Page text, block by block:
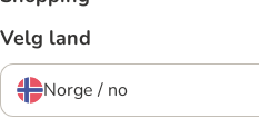
Velg land
Norge / no